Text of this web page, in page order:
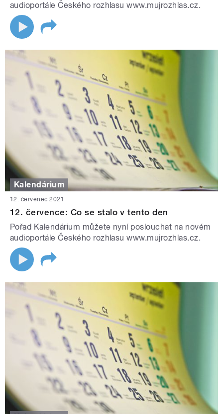
audioportále Českého rozhlasu www.mujrozhlas.cz.
Kalendárium
12. červenec 2021
12. července: Co se stalo v tento den
Pořad Kalendárium můžete nyní poslouchat na novém
audioportále Českého rozhlasu www.mujrozhlas.cz.